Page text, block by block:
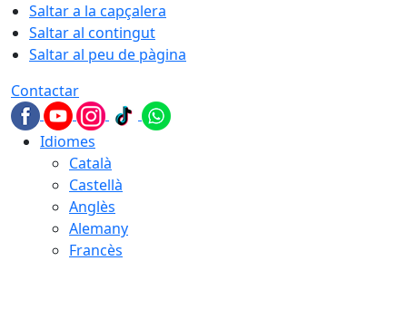
Saltar a la capçalera
Saltar al contingut
Saltar al peu de pàgina
Contactar
Idiomes
Català
Castellà
Anglès
Alemany
Francès